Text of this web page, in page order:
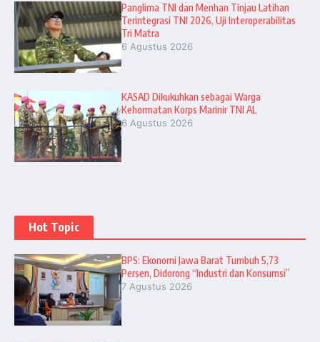
Panglima TNI dan Menhan Tinjau Latihan
Terintegrasi TNI 2026, Uji Interoperabilitas
Tri Matra
6 Agustus 2026
KASAD Dikukuhkan sebagai Warga
Kehormatan Korps Marinir TNI AL
6 Agustus 2026
Hot Topic
BPS: Ekonomi Jawa Barat Tumbuh 5,73
Persen, Didorong “Industri dan Konsumsi”
7 Agustus 2026